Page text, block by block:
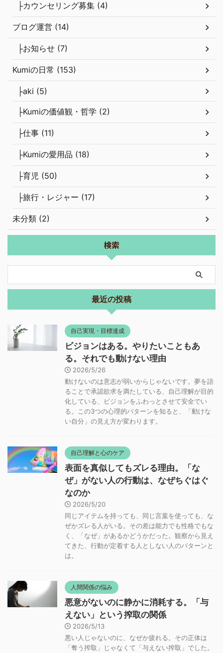
├カウンセリング募集 (4)
ブログ運営 (14)
├お知らせ (7)
Kumiの日常 (153)
├aki (5)
├Kumiの価値観・哲学 (2)
├仕事 (11)
├Kumiの愛用品 (18)
├育児 (50)
├旅行・レジャー (17)
未分類 (2)
検索
最近の投稿
自己実現・目標達成
ビジョンはある。やりたいこともあ
る。それでも動けない理由
2026/5/26
動けないのは意志が弱いからじゃないです。夢を語
ることで承認欲求を満たしている、自己理解が目的
化している、ビジョンをふわっとさせて安全でい
る。この3つの心理的パターンを知ると、「動けな
い自分」の見え方が変わります。
自己理解と心のケア
表面を真似してもズレる理由。「な
ぜ」がない人の行動は、なぜちぐはぐ
なのか
2026/5/20
同じアイテムを持っても、同じ言葉を使っても、な
ぜかズレる人がいる。その差は能力でも性格でもな
く、「なぜ」があるかどうかだった。観察から見え
てきた、行動が定着する人としない人のパターンと
は。
人間関係の悩み
悪意がないのに静かに消耗する。「与
えない」という搾取の関係
2026/5/13
悪い人じゃないのに、なぜか疲れる。その正体は
「奪う搾取」じゃなくて「与えない搾取」でした。